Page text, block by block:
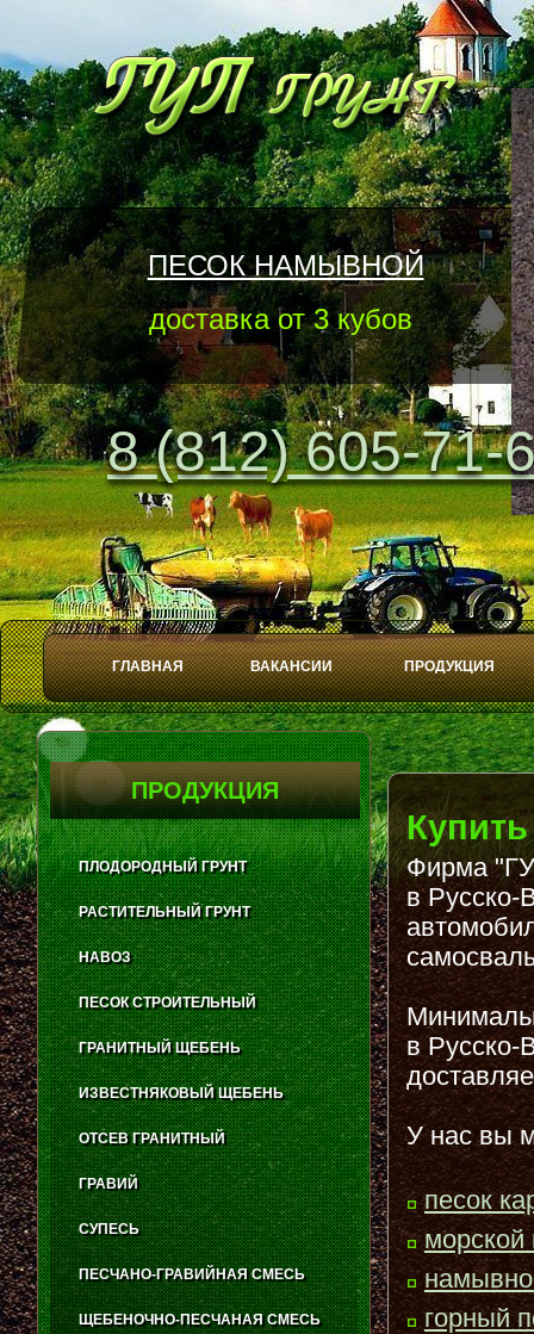
8 (812) 605-71-
ГЛАВНАЯ ВАКАНСИИ ПРОДУКЦИЯ
ПЕСОК НАМЫВНОЙ
доставка от 3 кубов
Play
Stop
Фирма
в Русско-
в Русско-
У нас вы
песок
морской
горный
ПРОДУКЦИЯ
ПЛОДОРОДНЫЙ ГРУНТ
РАСТИТЕЛЬНЫЙ ГРУНТ
НАВОЗ
ПЕСОК СТРОИТЕЛЬНЫЙ
ГРАНИТНЫЙ ЩЕБЕНЬ
ИЗВЕСТНЯКОВЫЙ ЩЕБЕНЬ
ОТСЕВ ГРАНИТНЫЙ
ГРАВИЙ
СУПЕСЬ
ПЕСЧАНО-ГРАВИЙНАЯ СМЕСЬ
ЩЕБЕНОЧНО-ПЕСЧАНАЯ СМЕСЬ